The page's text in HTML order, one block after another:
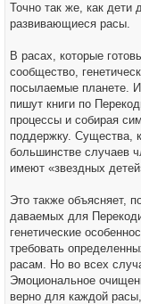
Точно так же, как дети
развивающиеся расы.
В расах, которые
сообщество,
посылаемые планете.
пишут книги по
процессы и собирая
поддержку. Существа,
большинстве случаев
имеют «звездных
Это также объясняет,
даваемых для
генетические
требовать
расам. Но во всех
Эмоциональное
верно для каждой